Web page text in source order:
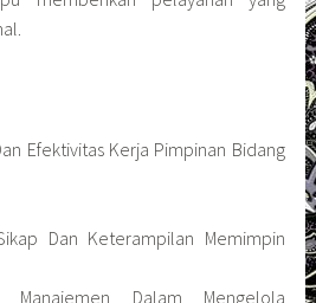
Efektivitas Kerja Pimpinan Bidang
Dan Keterampilan Memimpin
Manajemen Dalam Mengelola